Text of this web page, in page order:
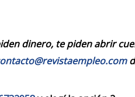
dinero, te piden abrir